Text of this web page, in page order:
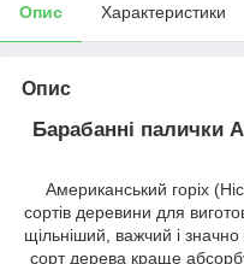
Опис Характеристики
Опис
Барабанні палички
Американський горіх
сортів деревини для
щільніший, важчий і
сорт дерева краще